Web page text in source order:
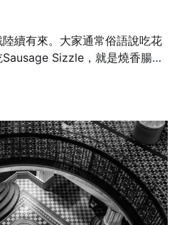
續有來。大家通常俗語說吃花
Sizzle，就是燒香腸夾